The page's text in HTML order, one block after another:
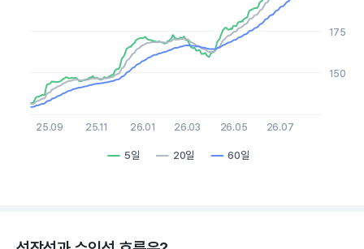
5일 20일 60일
25.09 25.11 26.01 26.03 26.05 26.07
150
175